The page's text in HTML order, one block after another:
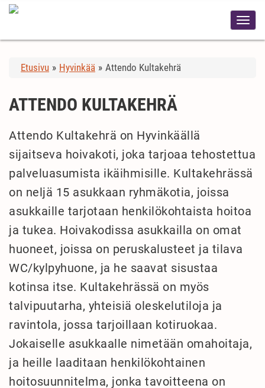
Etusivu » Hyvinkää » Attendo Kultakehrä
ATTENDO KULTAKEHRÄ
Attendo Kultakehrä on Hyvinkäällä
sijaitseva hoivakoti, joka tarjoaa tehostettua
palveluasumista ikäihmisille. Kultakehrässä
on neljä 15 asukkaan ryhmäkotia, joissa
asukkaille tarjotaan henkilökohtaista hoitoa
ja tukea. Hoivakodissa asukkailla on omat
huoneet, joissa on peruskalusteet ja tilava
WC/kylpyhuone, ja he saavat sisustaa
kotinsa itse. Kultakehrässä on myös
talvipuutarha, yhteisiä oleskelutiloja ja
ravintola, jossa tarjoillaan kotiruokaa.
Jokaiselle asukkaalle nimetään omahoitaja,
ja heille laaditaan henkilökohtainen
hoitosuunnitelma, jonka tavoitteena on